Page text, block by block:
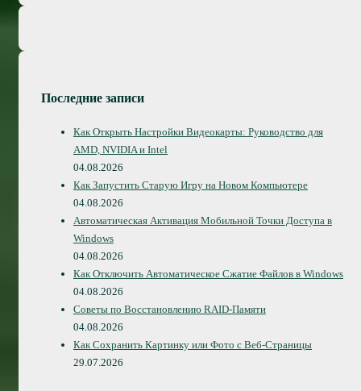
Последние записи
Как Открыть Настройки Видеокарты: Руководство для
AMD, NVIDIA и Intel
04.08.2026
Как Запустить Старую Игру на Новом Компьютере
04.08.2026
Автоматическая Активация Мобильной Точки Доступа в
Windows
04.08.2026
Как Отключить Автоматическое Сжатие Файлов в Windows
04.08.2026
Советы по Восстановлению RAID-Памяти
04.08.2026
Как Сохранить Картинку или Фото с Веб-Страницы
29.07.2026